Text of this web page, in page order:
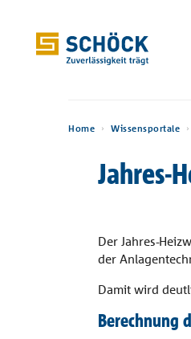
Wissensportale
Anwendungen
Isokorb®
Tronsole®
Stacon®
CAD / BIM
Wärmebrücken-
Technische
Informationen
Einbauanleitungen
Zulassungen
Wärmebrückenportal
Referenzen
Gand, BE
Über Schöck
Zertifikate und
Auszeichnungen
Abteilung Engineering
Vertrieb
Support
Home Wissensportale
Jahres-
Der Jahres-
der
Damit wird
Berechnung